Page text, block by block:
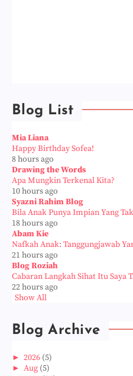
Blog List
Mia Liana
Happy Birthday Sofea!
8 hours ago
Drawing the Words
Apa Mungkin Terkenal Kita?
10 hours ago
Syazni Rahim Blog
Bila Anak Punya Impian Yang
18 hours ago
Abam Kie
Nafkah Anak: Tanggungjawab
21 hours ago
Blog Roziah
Cabaran Langkah Sihat Itu Saya
22 hours ago
Show All
Blog Archive
► 2026 (5)
► Aug (5)